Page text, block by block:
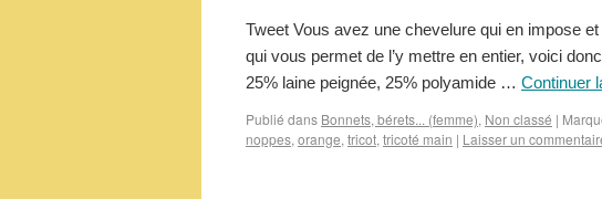
Tweet Vous avez une chevelure qui en impose
qui vous permet de l’y mettre en entier, voici
25% laine peignée, 25% polyamide … Continuer
Publié dans Bonnets, bérets... (femme), Non classé |
noppes, orange, tricot, tricoté main | Laisser un